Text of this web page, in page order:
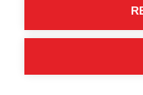
Gormaz Informática